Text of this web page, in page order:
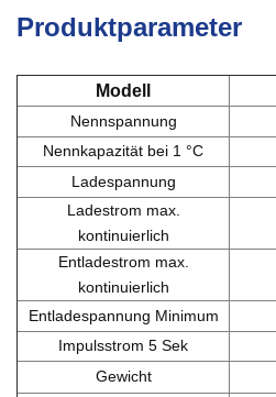
Produktparameter
Modell
Nennspannung
Nennkapazität bei 1 °C
Ladespannung
Ladestrom max.
kontinuierlich
Entladestrom max.
kontinuierlich
Entladespannung Minimum
Impulsstrom 5 Sek
Gewicht